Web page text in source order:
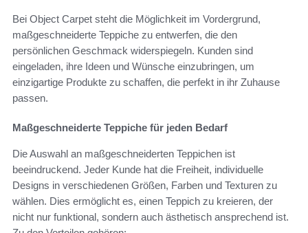
Bei Object Carpet steht die Möglichkeit im Vordergrund,
maßgeschneiderte Teppiche zu entwerfen, die den
persönlichen Geschmack widerspiegeln. Kunden sind
eingeladen, ihre Ideen und Wünsche einzubringen, um
einzigartige Produkte zu schaffen, die perfekt in ihr Zuhause
passen.
Maßgeschneiderte Teppiche für jeden Bedarf
Die Auswahl an maßgeschneiderten Teppichen ist
beeindruckend. Jeder Kunde hat die Freiheit, individuelle
Designs in verschiedenen Größen, Farben und Texturen zu
wählen. Dies ermöglicht es, einen Teppich zu kreieren, der
nicht nur funktional, sondern auch ästhetisch ansprechend ist.